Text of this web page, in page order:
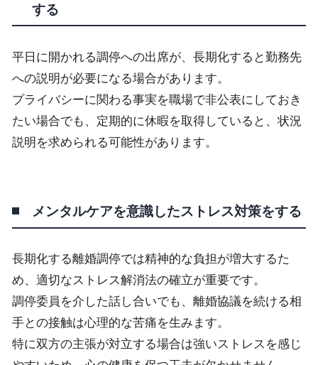
する
平日に開かれる調停への出席が、長期化すると勤務先
への説明が必要になる場合があります。
プライバシーに関わる事実を職場で非公表にしておき
たい場合でも、定期的に休暇を取得していると、状況
説明を求められる可能性があります。
メンタルケアを意識したストレス対策をする
長期化する離婚調停では精神的な負担が増大するた
め、適切なストレス解消法の確立が重要です。
調停委員を介した話し合いでも、離婚協議を続ける相
手との接触は心理的な苦痛を生みます。
特に双方の主張が対立する場合は強いストレスを感じ